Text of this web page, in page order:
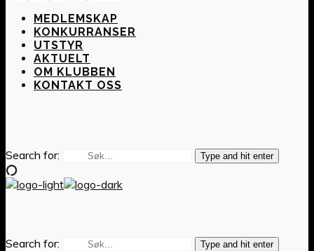
MEDLEMSKAP
KONKURRANSER
UTSTYR
AKTUELT
OM KLUBBEN
KONTAKT OSS
Search for: Type and hit enter
Search for: Type and hit enter